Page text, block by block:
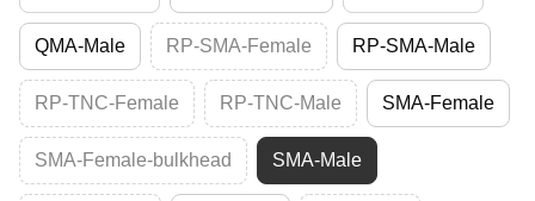
QMA-Male RP-SMA-Female RP-SMA-Male
RP-TNC-Female RP-TNC-Male SMA-Female
SMA-Female-bulkhead SMA-Male